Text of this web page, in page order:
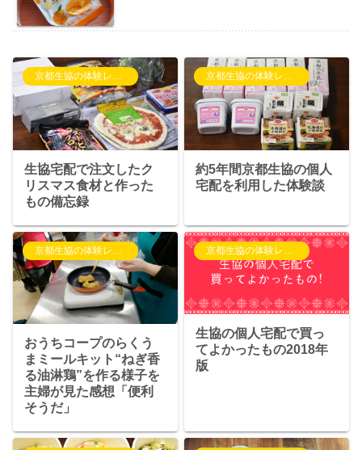
京都生協の体験レポート
生協宅配で注文したク
リスマス食材と作った
もの備忘録
京都生協の体験レポート
約5年間京都生協の個人
宅配を利用した体験談
京都生協の体験レポート
おうちコープのらくう
まミールキット“ねぎ香
る油淋鶏”を作る様子を
主婦が見た感想「便利
そうだ」
京都生協の体験レポート
生協の個人宅配で買っ
てよかったもの2018年
版